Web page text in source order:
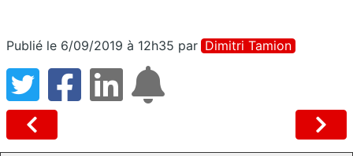
Publié le 6/09/2019 à 12h35 par Dimitri Tamion